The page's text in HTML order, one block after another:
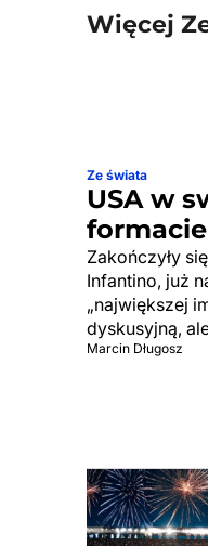
Więcej
Ze świata
USA w
Zakończyły
Infantino, już
„największej
dyskusyjną,
Marcin Długosz